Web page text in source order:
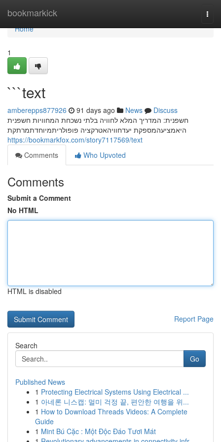
bookmarkick
Home
Home
1
```text
amberepps877926 91 days ago News
Discuss
חשפנית: המדריך המלא לחוויה בלתי נשכחת המחוויות חשפנית
היאמציעהמספקת יעדחוויהאטרקציה פופולריתמיוחדתמרתקת
https://bookmarkfox.com/story7117569/text
Comments
Who Upvoted
Comments
Submit a Comment
No HTML
HTML is disabled
Report Page
Search
Go
Published News
1 Protecting Electrical Systems Using Electrical ...
1 아네론 니스캡: 멀미 걱정 끝, 편안한 여행을 위...
1 How to Download Threads Videos: A Complete
Guide
1 Mint Bú Cặc : Một Độc Đáo Tươi Mát